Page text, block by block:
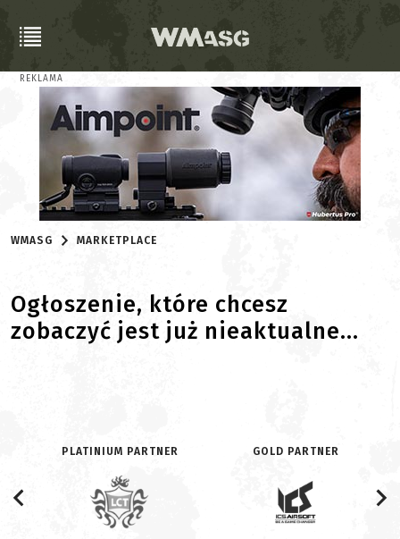
REKLAMA
WMASG MARKETPLACE
Ogłoszenie, które chcesz
zobaczyć jest już nieaktualne...
PLATINIUM PARTNER GOLD PARTNER